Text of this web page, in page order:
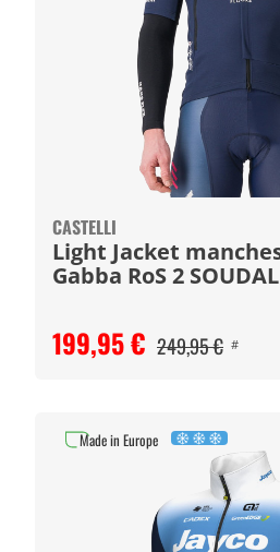
CASTELLI
Light Jacket
Gabba RoS 2
199,95 € 249,95 € #
Made in Europe